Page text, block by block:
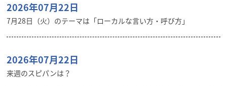
2026年07月22日
7月28日（火）のテーマは「ローカルな言い方・呼び方」
2026年07月22日
来週のスピパンは？